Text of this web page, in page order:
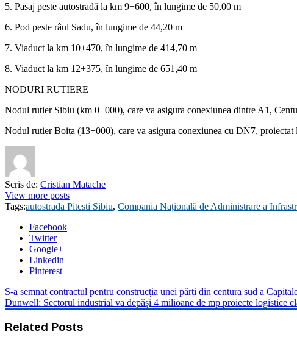
5. Pasaj peste autostradă la km 9+600, în lungime de 50,00 m
6. Pod peste râul Sadu, în lungime de 44,20 m
7. Viaduct la km 10+470, în lungime de 414,70 m
8. Viaduct la km 12+375, în lungime de 651,40 m
NODURI RUTIERE
Nodul rutier Sibiu (km 0+000), care va asigura conexiunea dintre A1,
Nodul rutier Boița (13+000), care va asigura conexiunea cu DN7,
Scris de: Cristian Matache
View more posts
Tags:autostrada Pitesti Sibiu, Compania Națională de Administrare a
Facebook
Twitter
Google+
Linkedin
Pinterest
S-a semnat contractul pentru construcția unei părți din centura sud a
Dunwell: Sectorul industrial va depăși 4 milioane de mp proiecte logistice
Related Posts